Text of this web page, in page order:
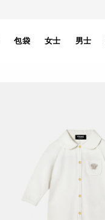
包袋 女士 男士